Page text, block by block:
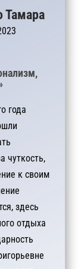
года
чуткость,
к своим
здесь
отдыха